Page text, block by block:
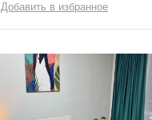
Добавить в избранное